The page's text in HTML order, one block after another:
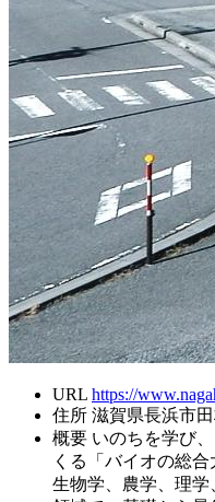
URL https://
住所 滋賀県長浜市
概要 いのちを学び
くる「バイオの総合
生物学、農学、理